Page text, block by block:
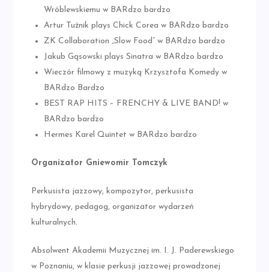
Wróblewskiemu w BARdzo bardzo
Artur Tuźnik plays Chick Corea w BARdzo bardzo
ZK Collaboration „Slow Food” w BARdzo bardzo
Jakub Gąsowski plays Sinatra w BARdzo bardzo
Wieczór filmowy z muzyką Krzysztofa Komedy w
BARdzo Bardzo
BEST RAP HITS – FRENCHY & LIVE BAND! w
BARdzo bardzo
Hermes Karel Quintet w BARdzo bardzo
Organizator Gniewomir Tomczyk
Perkusista jazzowy, kompozytor, perkusista
hybrydowy, pedagog, organizator wydarzeń
kulturalnych.
Absolwent Akademii Muzycznej im. I. J. Paderewskiego
w Poznaniu, w klasie perkusji jazzowej prowadzonej